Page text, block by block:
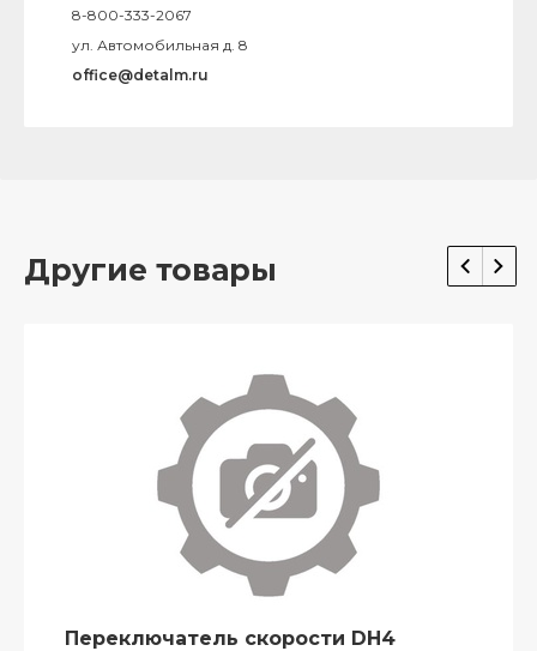
8-800-333-2067
ул. Автомобильная д. 8
office@detalm.ru
Другие товары
Переключатель скорости DH4